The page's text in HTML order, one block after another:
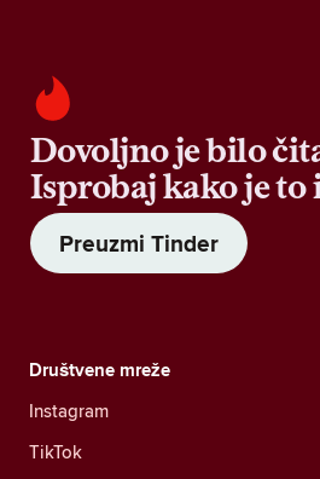
Dovoljno je bilo
Isprobaj kako je to
Preuzmi Tinder
Društvene mreže
Instagram
TikTok